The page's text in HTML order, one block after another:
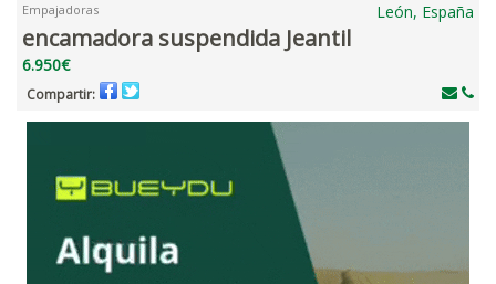
Empajadoras León, España
encamadora suspendida Jeantil
6.950€
Compartir: